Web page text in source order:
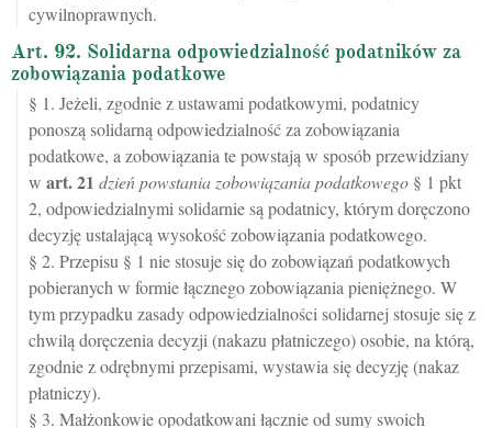
cywilnoprawnych.
Art. 92. Solidarna odpowiedzialność podatników za
zobowiązania podatkowe
§ 1. Jeżeli, zgodnie z ustawami podatkowymi, podatnicy
ponoszą solidarną odpowiedzialność za zobowiązania
podatkowe, a zobowiązania te powstają w sposób przewidziany
w art.21 dzień powstania zobowiązania podatkowego § 1 pkt
2, odpowiedzialnymi solidarnie są podatnicy, którym doręczono
decyzję ustalającą wysokość zobowiązania podatkowego.
§ 2. Przepisu § 1 nie stosuje się do zobowiązań podatkowych
pobieranych w formie łącznego zobowiązania pieniężnego. W
tym przypadku zasady odpowiedzialności solidarnej stosuje się z
chwilą doręczenia decyzji (nakazu płatniczego) osobie, na którą,
zgodnie z odrębnymi przepisami, wystawia się decyzję (nakaz
płatniczy).
§ 3. Małżonkowie opodatkowani łącznie od sumy swoich